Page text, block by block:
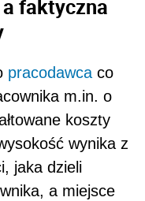
a faktyczna
pracodawca co
m.in. o
koszty
wynika z
jaka dzieli
a miejsce